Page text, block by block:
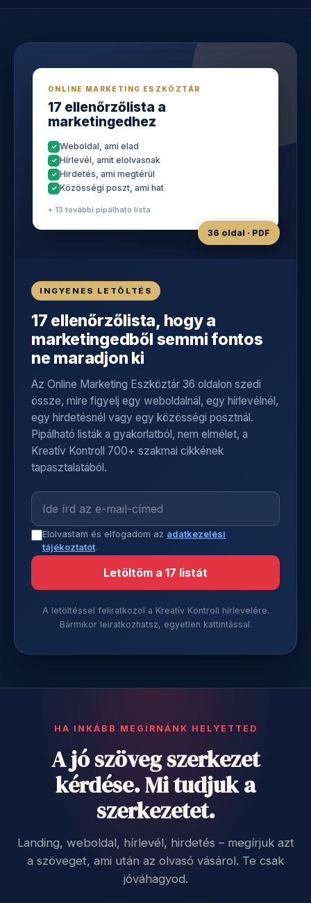
ONLINE MARKETING ESZKÖZTÁR
17 ellenőrzőlista a
marketingedhez
Weboldal, ami elad
Hírlevél, amit elolvasnak
Hirdetés, ami megtérül
Közösségi poszt, ami hat
+ 13 további pipálható lista
36 oldal · PDF
INGYENES LETÖLTÉS
17 ellenőrzőlista, hogy a
marketingedből semmi fontos
ne maradjon ki
Az Online Marketing Eszköztár 36 oldalon szedi
össze, mire figyelj egy weboldalnál, egy hírlevélnél,
egy hirdetésnél vagy egy közösségi posztnál.
Pipálható listák a gyakorlatból, nem elmélet, a
Kreatív Kontroll 700+ szakmai cikkének
tapasztalatából.
Elolvastam és elfogadom az adatkezelési
tájékoztatót.
Letöltöm a 17 listát
A letöltéssel feliratkozol a Kreatív Kontroll hírlevelére.
Bármikor leiratkozhatsz, egyetlen kattintással.
HA INKÁBB MEGÍRNÁNK HELYETTED
A jó szöveg szerkezet
kérdése. Mi tudjuk a
szerkezetet.
Landing, weboldal, hírlevél, hirdetés – megírjuk azt
a szöveget, ami után az olvasó vásárol. Te csak
jóváhagyod.